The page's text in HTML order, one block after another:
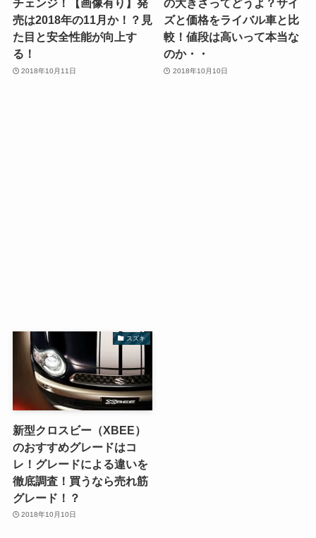
チェンジ！【画像有り】発
売は2018年の11月か！？見
た目と安全性能が向上す
る！
2018年10月11日
の大きさってどうよ？サイ
ズと価格をライバル車と比
較！値段は高いって本当な
のか・・
2018年10月10日
スズキ
新型クロスビー（XBEE）
のおすすめグレードはコ
レ！グレードによる違いを
徹底調査！買うなら売れ筋
グレード！？
2018年10月10日